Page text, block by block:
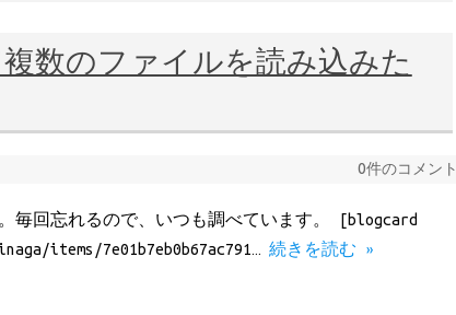
数のファイルを読み込みた
0件のコメント
毎回忘れるので、いつも調べています。 [blogcard
items/7e01b7eb0b67ac791… 続きを読む »